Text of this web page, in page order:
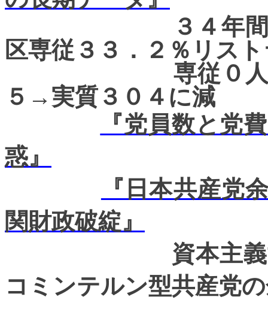
３４年間連続減
区専従３３．２％リス
専従０人地区→
５→実質３０４に減
『党員数と党
惑』
『日本共産党
関財政破綻』
資本主義世界で
コミンテルン型共産党